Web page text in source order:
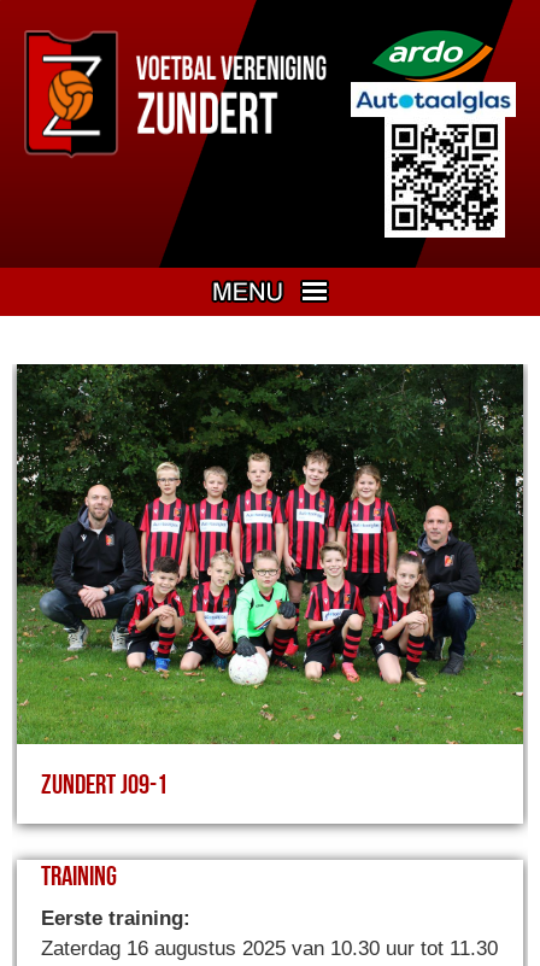
Zundert JO9-1
Training
Eerste training:
Zaterdag 16 augustus 2025 van 10.30 uur tot 11.30